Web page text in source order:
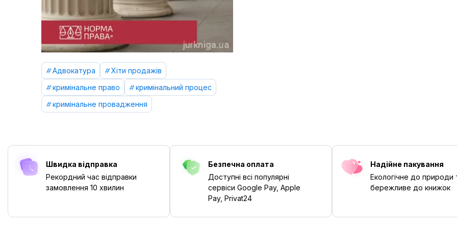
Адвокатура
Хіти продажів
кримінальне право
кримінальний процес
кримінальне провадження
Швидка відправка
Рекордний час відправки
замовлення 10 хвилин
Безпечна оплата
Доступні всі популярні
сервіси Google Pay, Apple
Pay, Privat24
Надійне пакування
Екологічне до природи
бережливе до книжок